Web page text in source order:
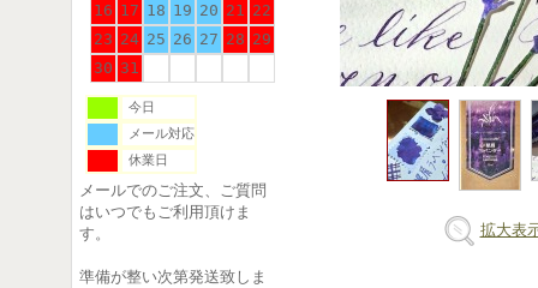
16 17 18 19 20 21 22
23 24 25 26 27 28 29
30 31
今日
メール対応
休業日
メールでのご注文、ご質問
はいつでもご利用頂けま
す。
準備が整い次第発送致しま
拡大表